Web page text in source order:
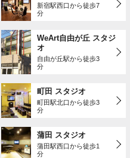
新宿駅西口から徒歩7
分
WeArt自由が丘 スタジ
オ
自由が丘駅から徒歩3
分
町田 スタジオ
町田駅北口から徒歩3
分
蒲田 スタジオ
蒲田駅西口から徒歩1
分